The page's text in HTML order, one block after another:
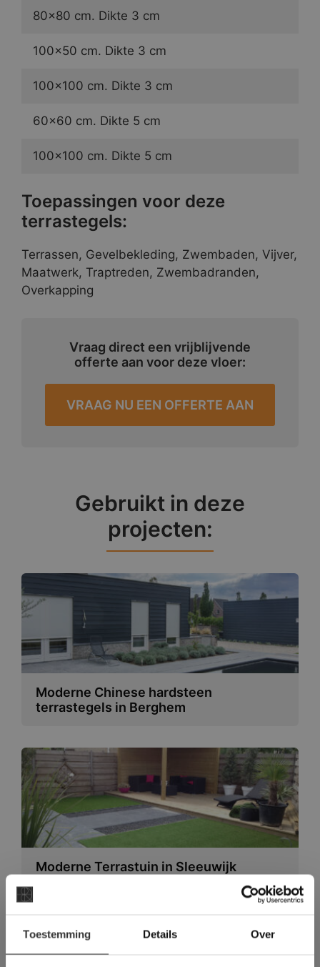
Toestemming Details Over
80×80 cm. Dikte 3 cm
100×50 cm. Dikte 3 cm
100×100 cm. Dikte 3 cm
60×60 cm. Dikte 5 cm
100×100 cm. Dikte 5 cm
Toepassingen voor deze
terrastegels:
Terrassen, Gevelbekleding, Zwembaden, Vijver,
Maatwerk, Traptreden, Zwembadranden,
Overkapping
Vraag direct een vrijblijvende
offerte aan voor deze vloer:
VRAAG NU EEN OFFERTE AAN
Gebruikt in deze
projecten:
Moderne Chinese hardsteen
terrastegels in Berghem
Moderne Terrastuin in Sleeuwijk
Deze website maakt
gebruik van cookies.